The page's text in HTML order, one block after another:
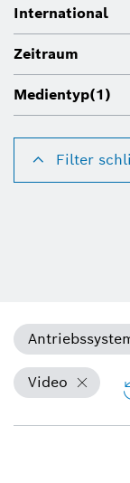
International
Zeitraum
Medientyp(1)
Filter
Video